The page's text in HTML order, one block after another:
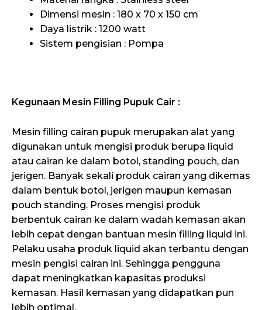
Dimensi mesin : 180 x 70 x 150 cm
Daya listrik : 1200 watt
Sistem pengisian : Pompa
Kegunaan Mesin Filling Pupuk Cair :
Mesin filling cairan pupuk merupakan alat yang
digunakan untuk mengisi produk berupa liquid
atau cairan ke dalam botol, standing pouch, dan
jerigen. Banyak sekali produk cairan yang dikemas
dalam bentuk botol, jerigen maupun kemasan
pouch standing. Proses mengisi produk
berbentuk cairan ke dalam wadah kemasan akan
lebih cepat dengan bantuan mesin filling liquid ini.
Pelaku usaha produk liquid akan terbantu dengan
mesin pengisi cairan ini. Sehingga pengguna
dapat meningkatkan kapasitas produksi
kemasan. Hasil kemasan yang didapatkan pun
lebih optimal.